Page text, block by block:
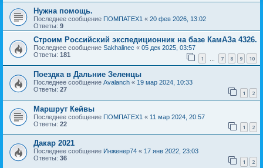
Нужна помощь.
Последнее сообщение ПОМПАТЕХ1 « 20 фев 2026, 13:02
Ответы: 9
Строим Российский экспедиционник на базе КамАЗа 4326.
Последнее сообщение Sakhalinec « 05 дек 2025, 03:57
Ответы: 181 1 … 7 8 9 10
Поездка в Дальние Зеленцы
Последнее сообщение Avalanch « 19 мар 2024, 10:33
Ответы: 27 1 2
Маршрут Кейвы
Последнее сообщение ПОМПАТЕХ1 « 11 мар 2024, 20:57
Ответы: 22 1 2
Дакар 2021
Последнее сообщение Инженер74 « 17 янв 2022, 23:03
Ответы: 36 1 2